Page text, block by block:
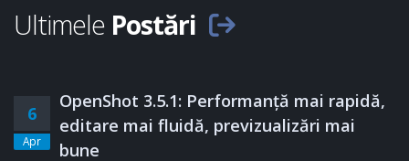
Ultimele Postări
6
Apr
OpenShot 3.5.1: Performanță mai rapidă,
editare mai fluidă, previzualizări mai
bune